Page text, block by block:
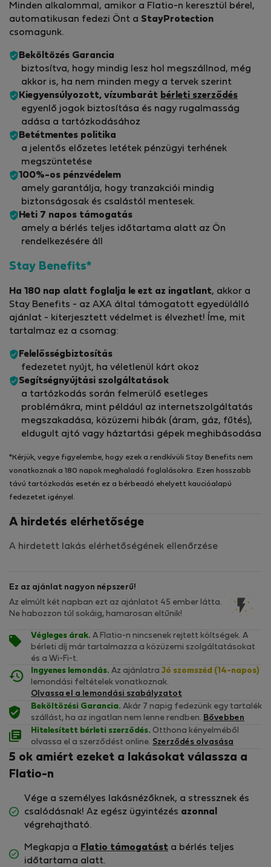
Minden alkalommal, amikor a Flatio-n keresztül bérel,
automatikusan fedezi Önt a StayProtection
csomagunk.
Beköltözés Garancia
biztosítva, hogy mindig lesz hol megszállnod, még
akkor is, ha nem minden megy a tervek szerint
Kiegyensúlyozott, vízumbarát bérleti szerződés
egyenlő jogok biztosítása és nagy rugalmasság
adása a tartózkodásához
Betétmentes politika
a jelentős előzetes letétek pénzügyi terhének
megszüntetése
100%-os pénzvédelem
amely garantálja, hogy tranzakciói mindig
biztonságosak és csalástól mentesek.
Heti 7 napos támogatás
amely a bérlés teljes időtartama alatt az Ön
rendelkezésére áll
Stay Benefits*
Ha 180 nap alatt foglalja le ezt az ingatlant, akkor a
Stay Benefits - az AXA által támogatott egyedülálló
ajánlat - kiterjesztett védelmet is élvezhet! Íme, mit
tartalmaz ez a csomag:
Felelősségbiztosítás
fedezetet nyújt, ha véletlenül kárt okoz
Segítségnyújtási szolgáltatások
a tartózkodás során felmerülő esetleges
problémákra, mint például az internetszolgáltatás
megszakadása, közüzemi hibák (áram, gáz, fűtés),
eldugult ajtó vagy háztartási gépek meghibásodása
*Kérjük, vegye figyelembe, hogy ezek a rendkívüli Stay Benefits nem
vonatkoznak a 180 napok meghaladó foglalásokra. Ezen hosszabb
távú tartózkodás esetén ez a bérbeadó ehelyett kaucióalapú
fedezetet igényel.
A hirdetés elérhetősége
A hirdetett lakás elérhetőségének ellenőrzése
Ez az ajánlat nagyon népszerű!
Az elmúlt két napban ezt az ajánlatot 45 ember látta.
Ne habozzon túl sokáig, hamarosan eltűnik!
Végleges árak. A Flatio-n nincsenek rejtett költségek. A
bérleti díj már tartalmazza a közüzemi szolgáltatásokat
és a Wi-Fi-t.
Ingyenes lemondás. Az ajánlatra Jó szomszéd (14-napos)
lemondási feltételek vonatkoznak.
Olvassa el a lemondási szabályzatot
Beköltözési Garancia. Akár 7 napig fedezünk egy tartalék
szállást, ha az ingatlan nem lenne rendben. Bővebben
Hitelesített bérleti szerződés. Otthona kényelméből
olvassa el a szerződést online. Szerződés olvasása
5 ok amiért ezeket a lakásokat válassza a
Flatio-n
Vége a személyes lakásnézőknek, a stressznek és
csalódásnak! Az egész ügyintézés azonnal
végrehajtható.
Megkapja a Flatio támogatást a bérlés teljes
időtartama alatt.